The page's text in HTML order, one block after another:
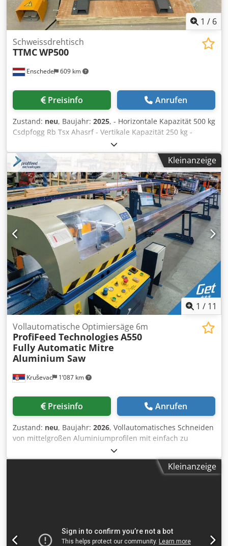
1 / 6
Enschede 609 km
Schweissdrehtisch
TTMCWP500
Preisinfo Anrufen
Zustand: neu, Baujahr: 2025, - Horizontale Kapazität 500 kg
Csdpfogg Rb Tsx Ahasrf - Vertikale Kapazität 250 kg -
Tischgröße 560 mm - Tür links 170 mm - Elektrisch kippbar
- Fußpedal - Dokumentation - 230V
Kleinanzeige
1 / 11
Kruševac 1’087 km
Vollautomatische Optimiersäge 6m
ProfiFeed TechnologiesA550
Fully Automatic Mitre
Aluminium Saw
Preisinfo Anrufen
Zustand: neu, Baujahr: 2026, Vollautomatisches Schneiden
von mittelgroßen Aluminiumprofilen mit einfach zu
bedienender Automatisierung. Legen Sie ein beliebiges
Aluminiumprofil ab, die Maschine erkennt es automatisch
und schneidet es mit hochpräziser servomotorischer
Optimierungsalgorithmus errechnet im Handumdrehen
Kleinanzeige